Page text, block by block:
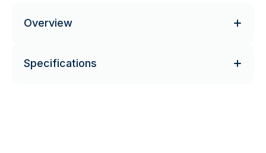
Overview
Specifications